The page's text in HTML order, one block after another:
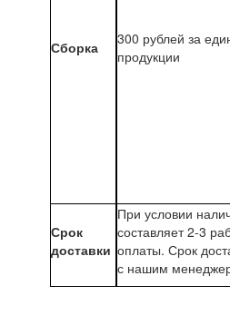
Сборка
300 рублей за
продукции
Срок
доставки
При условии
составляет 2-3
оплаты. Срок
с нашим